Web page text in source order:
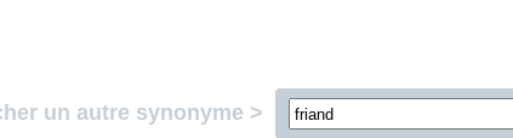
un autre synonyme >